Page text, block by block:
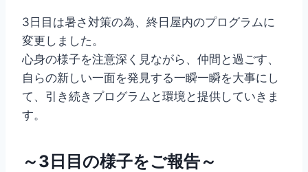
3日目は暑さ対策の為、終日屋内のプログラムに
変更しました。
心身の様子を注意深く見ながら、仲間と過ごす、
自らの新しい一面を発見する一瞬一瞬を大事にし
て、引き続きプログラムと環境と提供していきま
す。
～3日目の様子をご報告～